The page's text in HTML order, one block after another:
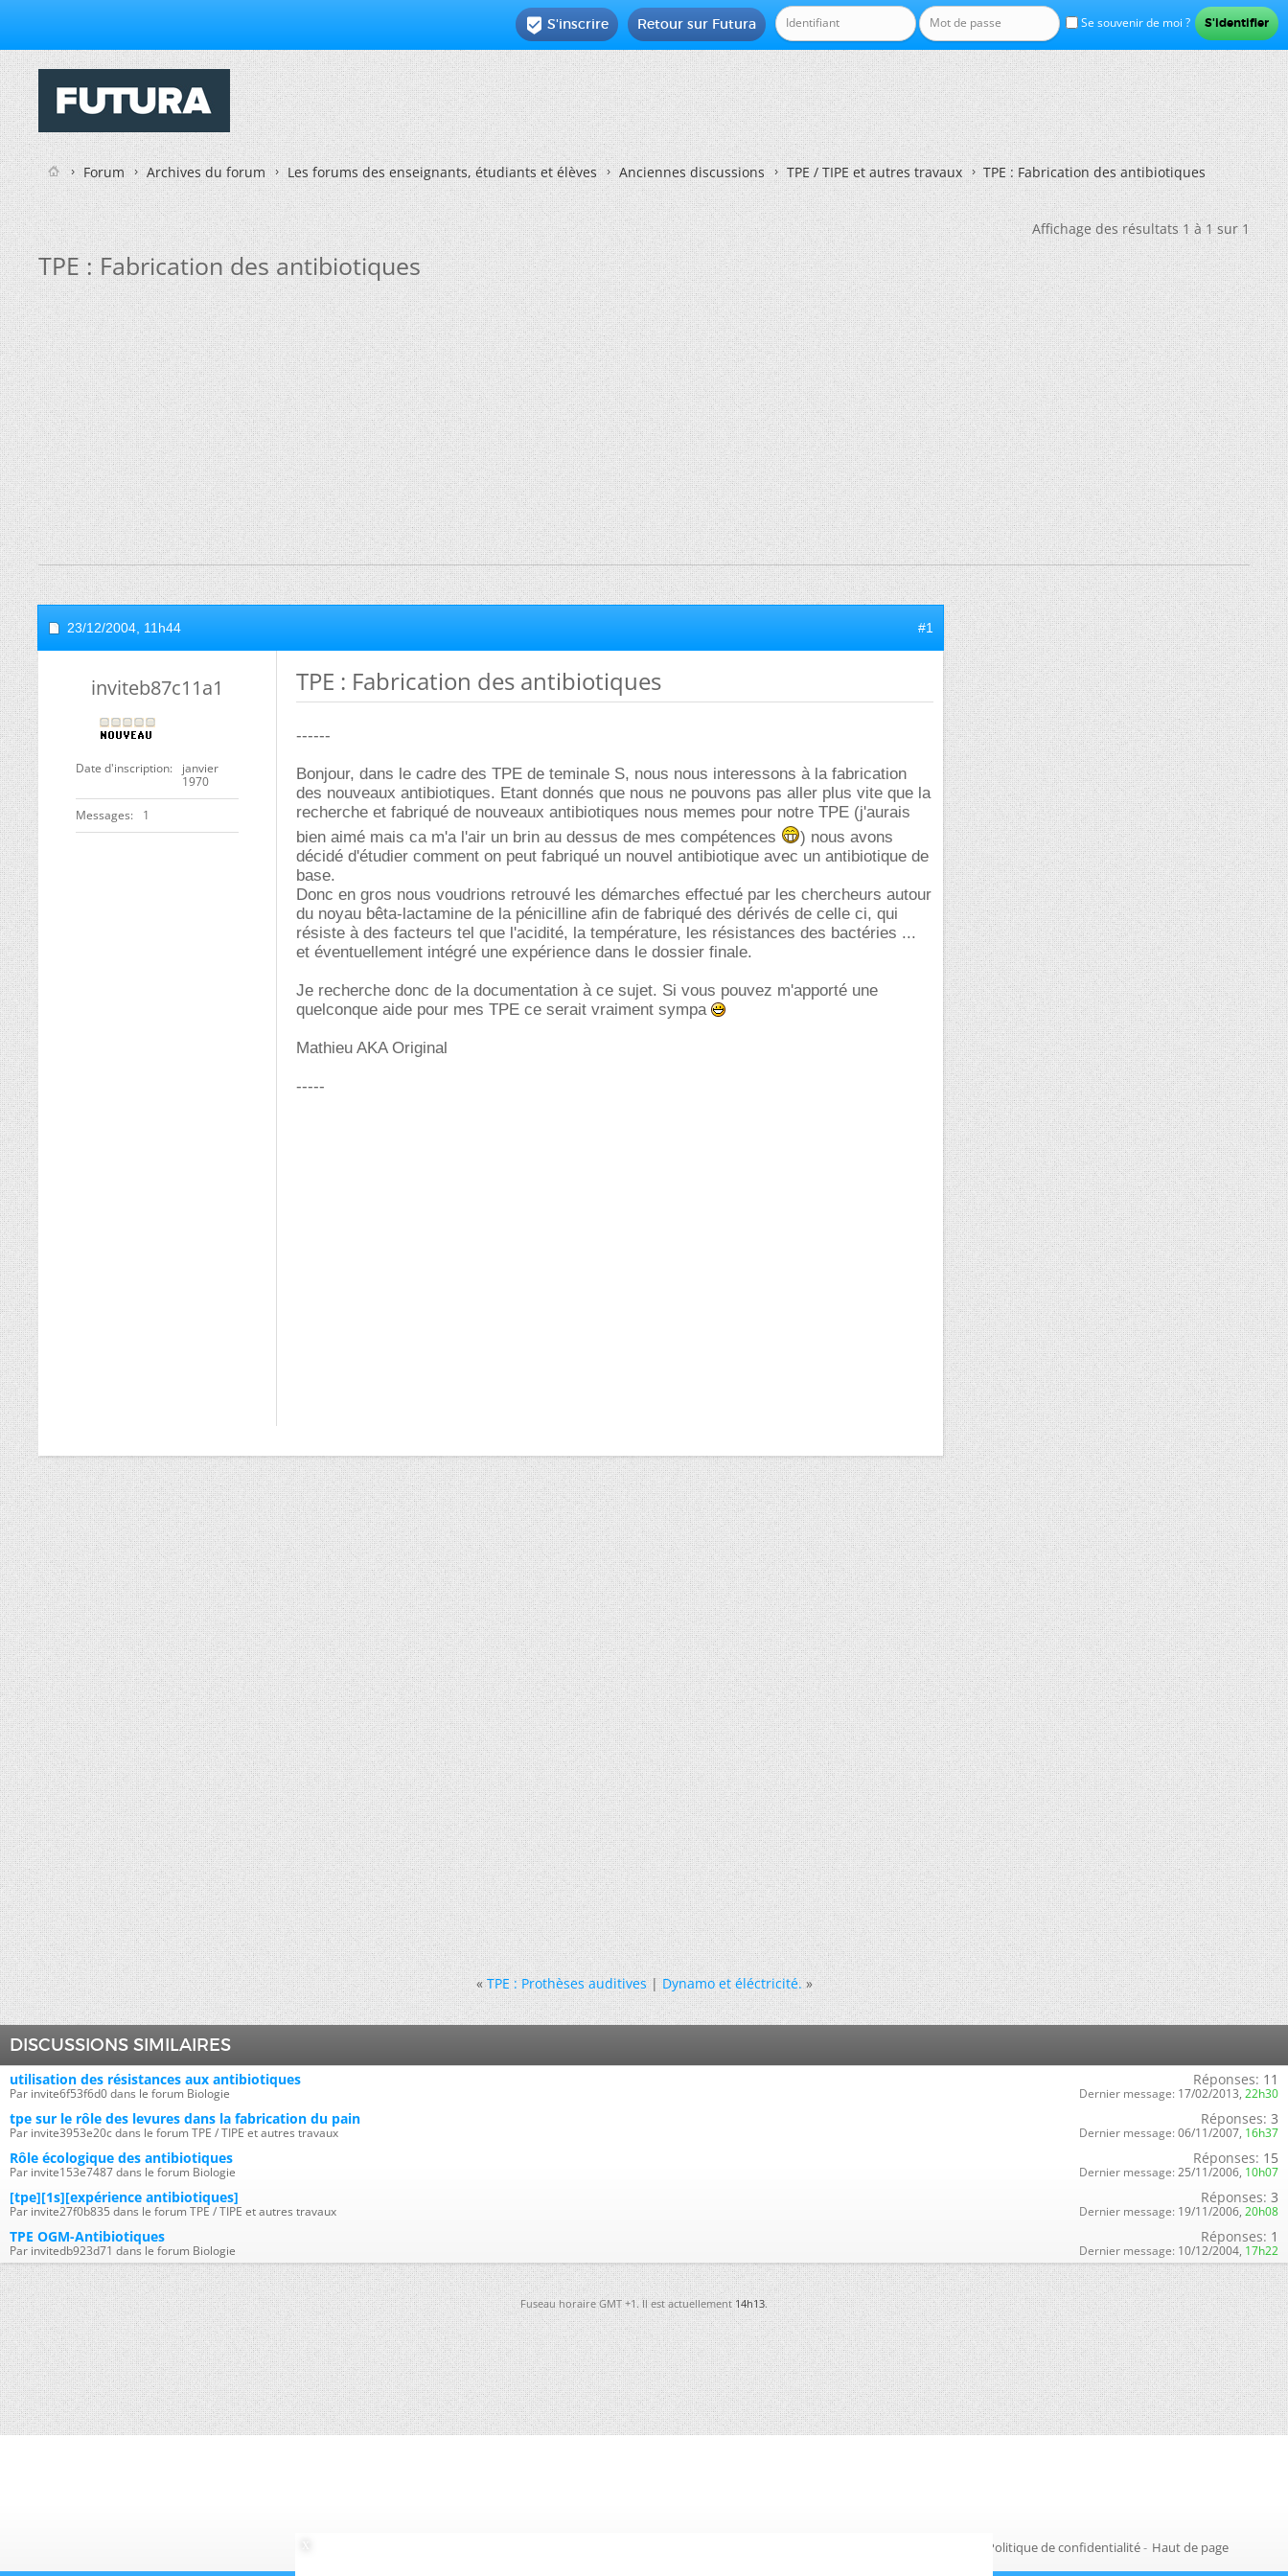
Se souvenir de moi ?
Retour sur Futura
 S'inscrire
Forum Archives du forum Les forums des enseignants, étudiants et élèves Anciennes discussions TPE / TIPE et autres travaux TPE : Fabrication des antibiotiques
Affichage des résultats 1 à 1 sur 1
TPE : Fabrication des antibiotiques
23/12/2004, 11h44 #1
inviteb87c11a1
Date d'inscription
janvier
1970
Messages 1
TPE : Fabrication des antibiotiques
------
Bonjour, dans le cadre des TPE de teminale S, nous nous interessons à la fabrication
des nouveaux antibiotiques. Etant donnés que nous ne pouvons pas aller plus vite que la
recherche et fabriqué de nouveaux antibiotiques nous memes pour notre TPE (j'aurais
bien aimé mais ca m'a l'air un brin au dessus de mes compétences
) nous avons
décidé d'étudier comment on peut fabriqué un nouvel antibiotique avec un antibiotique de
base.
Donc en gros nous voudrions retrouvé les démarches effectué par les chercheurs autour
du noyau bêta-lactamine de la pénicilline afin de fabriqué des dérivés de celle ci, qui
résiste à des facteurs tel que l'acidité, la température, les résistances des bactéries ...
et éventuellement intégré une expérience dans le dossier finale.
Je recherche donc de la documentation à ce sujet. Si vous pouvez m'apporté une
quelconque aide pour mes TPE ce serait vraiment sympa
Mathieu AKA Original
-----
« TPE : Prothèses auditives|Dynamo et éléctricité. »
DISCUSSIONS SIMILAIRES
utilisation des résistances aux antibiotiques
Par invite6f53f6d0 dans le forum Biologie
Réponses: 11
Dernier message: 17/02/2013, 22h30
tpe sur le rôle des levures dans la fabrication du pain
Par invite3953e20c dans le forum TPE / TIPE et autres travaux
Réponses: 3
Dernier message: 06/11/2007, 16h37
Rôle écologique des antibiotiques
Par invite153e7487 dans le forum Biologie
Réponses: 15
Dernier message: 25/11/2006, 10h07
[tpe][1s][expérience antibiotiques]
Par invite27f0b835 dans le forum TPE / TIPE et autres travaux
Réponses: 3
Dernier message: 19/11/2006, 20h08
TPE OGM-Antibiotiques
Par invitedb923d71 dans le forum Biologie
Réponses: 1
Dernier message: 10/12/2004, 17h22
Fuseau horaire GMT +1. Il est actuellement14h13.
Politique de confidentialité- Haut de page